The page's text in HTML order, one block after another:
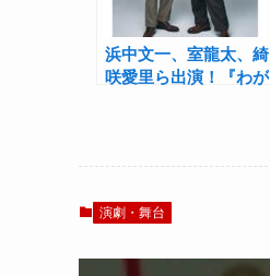
浜中文一、室龍太、綺
咲愛里ら出演！『わが
メント到着
演劇・舞台